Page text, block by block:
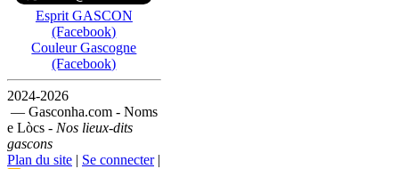
Esprit GASCON
(Facebook)
Couleur Gascogne
(Facebook)
2024-2026
— Gasconha.com - Noms
e Lòcs - Nos lieux-dits
gascons
Plan du site | Se connecter|